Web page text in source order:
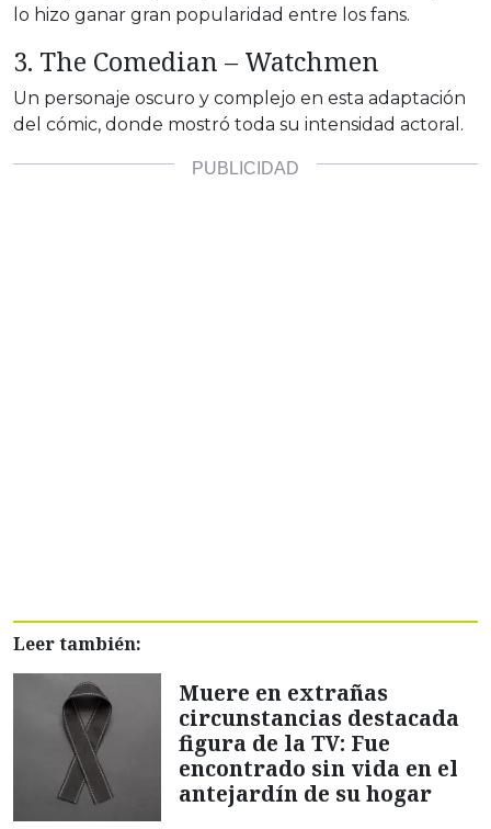
lo hizo ganar gran popularidad entre los fans.
3. The Comedian – Watchmen
Un personaje oscuro y complejo en esta adaptación
del cómic, donde mostró toda su intensidad actoral.
Leer también:
Muere en extrañas
circunstancias destacada
figura de la TV: Fue
encontrado sin vida en el
antejardín de su hogar